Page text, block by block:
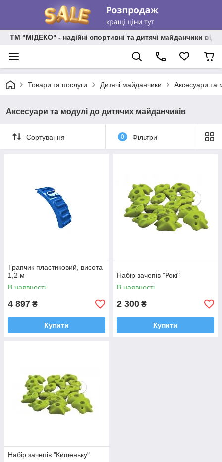
ТМ "МІДЕКО" - надійні спортивні та дитячі майданчики від
Товари та послуги Дитячі майданчики Аксесуари та
Аксесуари та модулі до дитячих майданчиків
Сортування 0 Фільтри
Трапчик пластиковий, висота
1,2 м
В наявності
4 897 ₴
Купити
Набір зачепів "Рокі"
В наявності
2 300 ₴
Купити
Набір зачепів "Кишеньку"